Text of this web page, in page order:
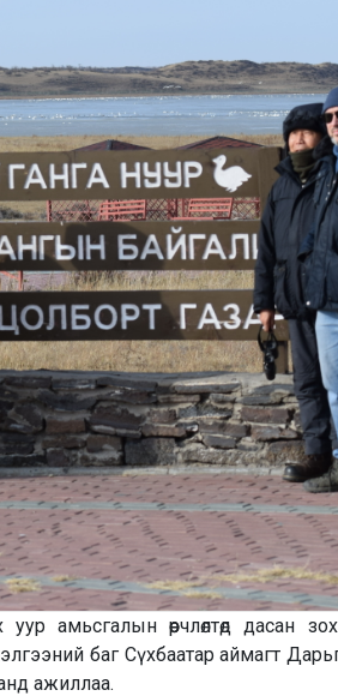
амьсгалын өөрчлөлтөд дасан
баг Сүхбаатар аймагт
ажиллаа.